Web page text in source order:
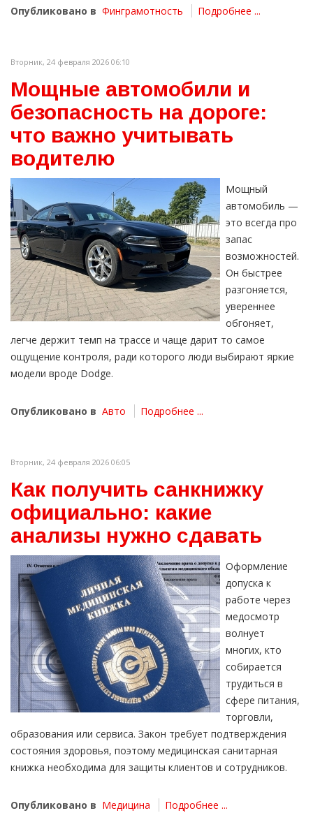
Опубликовано в Финграмотность Подробнее ...
Вторник, 24 февраля 2026 06:10
Мощные автомобили и
безопасность на дороге:
что важно учитывать
водителю
Мощный
автомобиль —
это всегда про
запас
возможностей.
Он быстрее
разгоняется,
увереннее
обгоняет,
легче держит темп на трассе и чаще дарит то самое
ощущение контроля, ради которого люди выбирают яркие
модели вроде Dodge.
Опубликовано в Авто Подробнее ...
Вторник, 24 февраля 2026 06:05
Как получить санкнижку
официально: какие
анализы нужно сдавать
Оформление
допуска к
работе через
медосмотр
волнует
многих, кто
собирается
трудиться в
сфере питания,
торговли,
образования или сервиса. Закон требует подтверждения
состояния здоровья, поэтому медицинская санитарная
книжка необходима для защиты клиентов и сотрудников.
Опубликовано в Медицина Подробнее ...